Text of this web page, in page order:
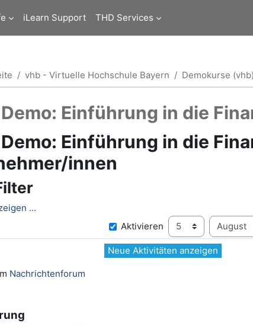
iLearn Support THD Services
vhb - Virtuelle Hochschule Bayern Demokurse (vhb)
Einführung in die
Einführung in die
innen
...
SeitAktivieren Tag Monat
Nachrichtenforum